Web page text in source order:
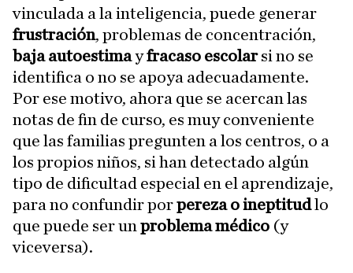
vinculada a la inteligencia, puede generar
frustración, problemas de concentración,
baja autoestimayfracaso escolarsi no se
identifica o no se apoya adecuadamente.
Por ese motivo, ahora que se acercan las
notas de fin de curso, es muy conveniente
que las familias pregunten a los centros, o a
los propios niños, si han detectado algún
tipo de dificultad especial en el aprendizaje,
para no confundir porpereza o ineptitudlo
que puede ser un problema médico (y
viceversa).